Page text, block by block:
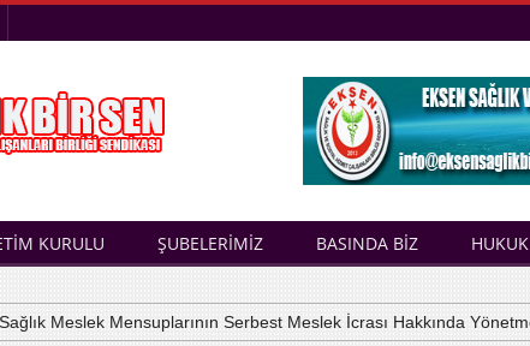
KURULU ŞUBELERİMİZ BASINDA BİZ HUKUK
Meslek Mensuplarının Serbest Meslek İcrası Hakkında Yönetmelik